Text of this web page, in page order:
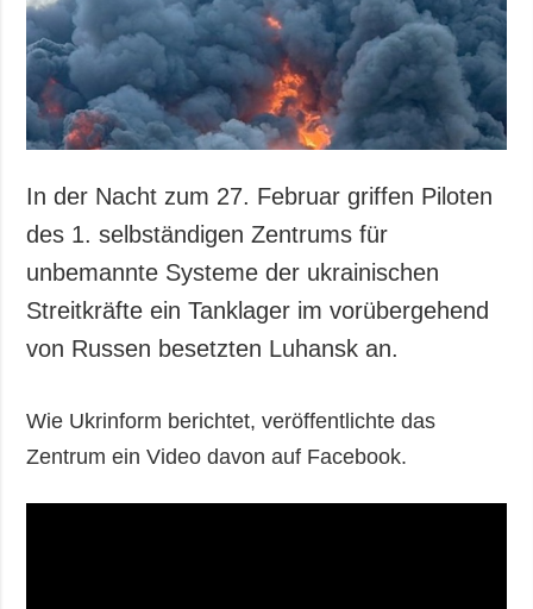
In der Nacht zum 27. Februar griffen Piloten
des 1. selbständigen Zentrums für
unbemannte Systeme der ukrainischen
Streitkräfte ein Tanklager im vorübergehend
von Russen besetzten Luhansk an.
Wie Ukrinform berichtet, veröffentlichte das
Zentrum ein Video davon auf Facebook.